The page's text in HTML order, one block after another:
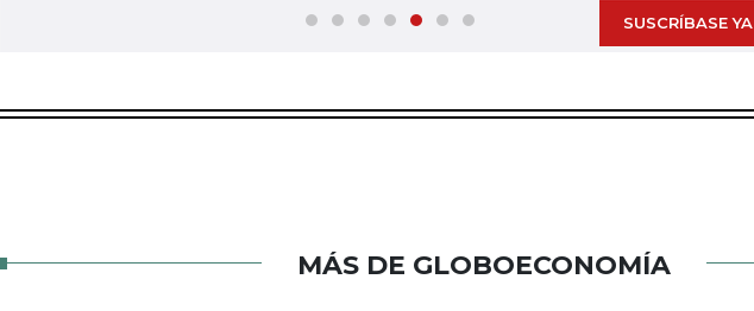
SUSCRÍBASE YA
MÁS DE GLOBOECONOMÍA